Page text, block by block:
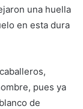
una huella
en esta dura
pues ya
de